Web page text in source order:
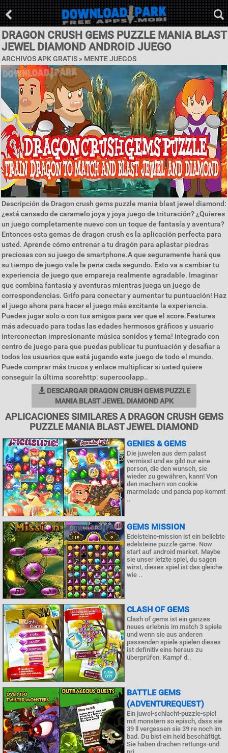
DRAGON CRUSH GEMS PUZZLE MANIA BLAST
JEWEL DIAMOND ANDROID JUEGO
ARCHIVOS APK GRATIS » MENTE JUEGOS
Descripción de Dragon crush gems puzzle mania blast jewel diamond:
¿está cansado de caramelo joya y joya juego de trituración? ¿Quieres
un juego completamente nuevo con un toque de fantasía y aventura?
Entonces esta gemas de dragon crush es la aplicación perfecta para
usted. Aprende cómo entrenar a tu dragón para aplastar piedras
preciosas con su juego de smartphone.A que seguramente hará que
su tiempo de juego vale la pena cada segundo. Esto va a cambiar tu
experiencia de juego que empareja realmente agradable. Imaginar
que combina fantasía y aventuras mientras juega un juego de
correspondencias. Grifo para conectar y aumentar tu puntuación! Haz
el juego ahora para hacer el juego más excitante la experiencia.
Puedes jugar solo o con tus amigos para ver que el score.Features
más adecuado para todas las edades hermosos gráficos y usuario
interconectan impresionante música sonidos y tema! Integrado con
centro de juego para que puedas publicar tu puntuación y desafiar a
todos los usuarios que está jugando este juego de todo el mundo.
Puede comprar más trucos y enlace multiplicar si usted quiere
conseguir la última scorehttp: supercoolapp..
DESCARGAR DRAGON CRUSH GEMS PUZZLE
MANIA BLAST JEWEL DIAMOND APK
APLICACIONES SIMILARES A DRAGON CRUSH GEMS
PUZZLE MANIA BLAST JEWEL DIAMOND
GENIES & GEMS
Die juwelen aus dem palast
vermisst und es gibt nur eine
person, die den wunsch, sie
wieder zu gewähren, kann! Von
den machern von cookie
marmelade und panda pop kommt
..
GEMS MISSION
Edelsteine-mission ist ein beliebte
edelsteine puzzle game. Now
start auf android market. Maybe
sie unser letzte spiel, du sagen
wirst, dieses spiel ist das gleiche
wie ..
CLASH OF GEMS
Clash of gems ist ein ganzes
neues erlebnis im match 3 spiele
und wenn sie aus anderen
passenden spiele spielen dieses
ist definitiv eins heraus zu
überprüfen. Kampf d..
BATTLE GEMS
(ADVENTUREQUEST)
Ein juwel-schlacht-puzzle-spiel
mit monstern so episch, dass sie
39 ll vergessen sie 39 re noch im
bad. Du bist ein held beschäftigt.
Sie haben drachen rettungs-und
pri..